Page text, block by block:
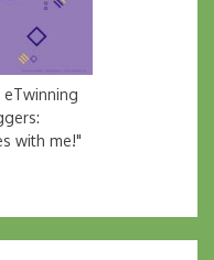
eTwinning
with me!"